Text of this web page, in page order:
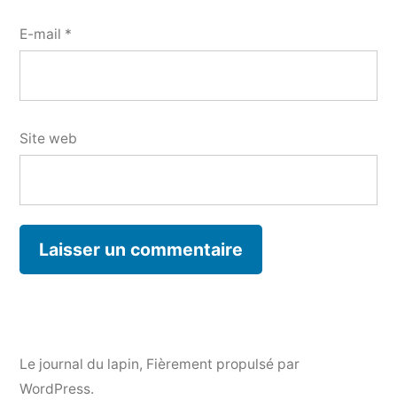
E-mail *
Site web
Le journal du lapin, Fièrement propulsé par
WordPress.